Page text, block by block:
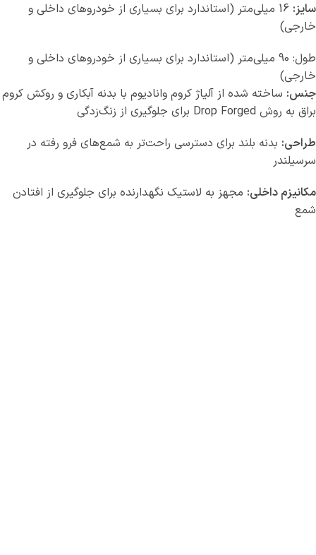
سایز:
16 میلی‌متر (استاندارد برای بسیاری از خودروهای داخلی و
خارجی)
طول: 90 میلی‌متر (استاندارد برای بسیاری از خودروهای داخلی و
خارجی)
جنس: ساخته شده از آلیاژ کروم وانادیوم با بدنه آبکاری و روکش کروم
براق به روش Drop Forged برای جلوگیری از زنگ‌زدگی
طراحی: بدنه بلند برای دسترسی راحت‌تر به شمع‌های فرو رفته در
سرسیلندر
مکانیزم داخلی: مجهز به لاستیک نگهدارنده برای جلوگیری از افتادن
شمع